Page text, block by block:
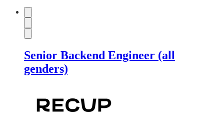
Senior Backend Engineer (all
genders)